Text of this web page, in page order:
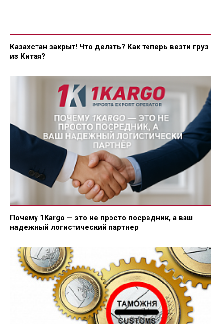
Казахстан закрыт! Что делать? Как теперь везти груз
из Китая?
Почему 1Kargo — это не просто посредник, а ваш
надежный логистический партнер